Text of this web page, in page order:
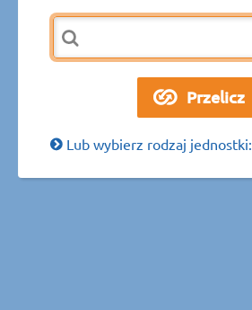
Lub wybierz rodzaj jednostki: